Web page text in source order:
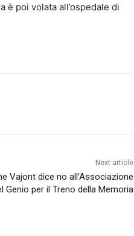
è poi volata all’ospedale di
Next article
Vajont dice no all’Associazione
Genio per il Treno della Memoria